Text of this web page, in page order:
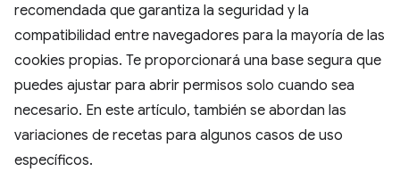
recomendada que garantiza la seguridad y la
compatibilidad entre navegadores para la mayoría de las
cookies propias. Te proporcionará una base segura que
puedes ajustar para abrir permisos solo cuando sea
necesario. En este artículo, también se abordan las
variaciones de recetas para algunos casos de uso
específicos.